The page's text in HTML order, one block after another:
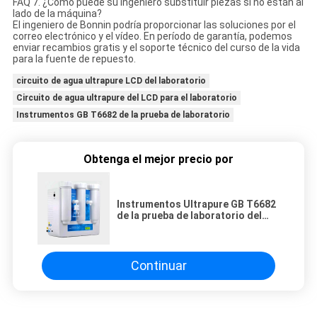
lado de la máquina?
El ingeniero de Bonnin podría proporcionar las soluciones por el
correo electrónico y el vídeo. En período de garantía, podemos
enviar recambios gratis y el soporte técnico del curso de la vida
para la fuente de repuesto.
circuito de agua ultrapure LCD del laboratorio
Circuito de agua ultrapure del LCD para el laboratorio
Instrumentos GB T6682 de la prueba de laboratorio
Obtenga el mejor precio por
Instrumentos Ultrapure GB T6682
de la prueba de laboratorio del
Continuar